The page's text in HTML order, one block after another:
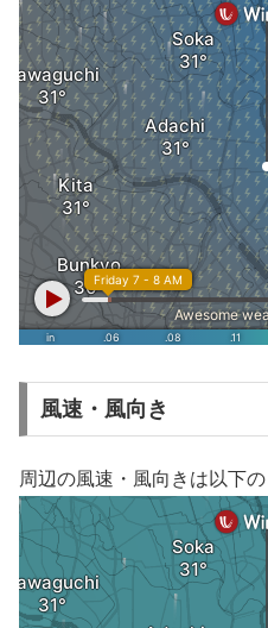
風速・風向き
周辺の風速・風向きは以下の